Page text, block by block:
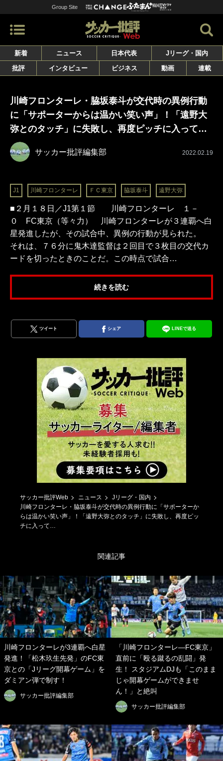
Group Site
新着 ニュース 日本代表
Jリーグ・国内
批評
インタビュー ビジネス 動画 連載
川崎フロンターレ・脇坂泰斗が交代時の異例行動
に「サポーターからは温かい笑い声」！「遠野大
弥とのタッチ」に失敗し、再度ピッチに入って…
サッカー批評編集部 2022.02.19
J1 川崎フロンターレ ＦＣ東京 脇坂泰斗 遠野大弥
■２月１８日／J1第１節 川崎フロンターレ １－
０ FC東京（等々力） 川崎フロンターレが３連覇へ白
星発進したが、その試合中、異例の行動が見られた。
それは、７６分に鬼木達監督は２回目で３枚目の交代カ
ードを切ったときのことだ。この時点で試合…
続きを読む
ツイート シェア LINEで送る
サッカー批評Web ニュース
Jリーグ・国内
川崎フロンターレ・脇坂泰斗が交代時の異例行動に「サポーターか
らは温かい笑い声」！「遠野大弥とのタッチ」に失敗し、再度ピッ
チに入って…
関連記事
川崎フロンターレが3連覇へ白星
発進！「松木玖生先発」のFC東
京との「Jリーグ開幕ゲーム」を
ダミアン弾で制す！
サッカー批評編集部
「川崎フロンターレ―FC東京」
直前に「殴る蹴るの乱闘」発
生！ スタジアムDJも「このまま
じゃ開幕ゲームができませ
ん！」と絶叫
サッカー批評編集部